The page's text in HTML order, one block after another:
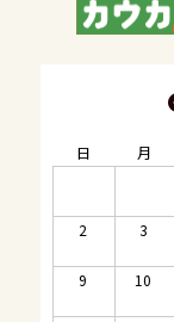
日 月
2 3
9 10